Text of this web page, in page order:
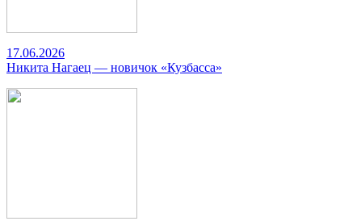
17.06.2026
Никита Нагаец — новичок «Кузбасса»